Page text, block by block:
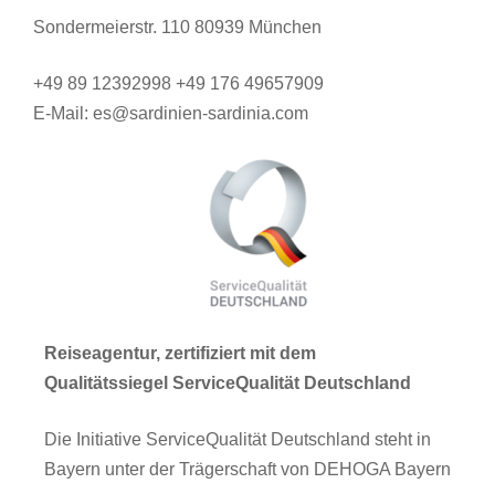
Sondermeierstr. 110 80939 München
+49 89 12392998 +49 176 49657909
E-Mail: es@sardinien-sardinia.com
Reiseagentur, zertifiziert mit dem
Qualitätssiegel ServiceQualität Deutschland
Die Initiative ServiceQualität Deutschland steht in
Bayern unter der Trägerschaft von DEHOGA Bayern